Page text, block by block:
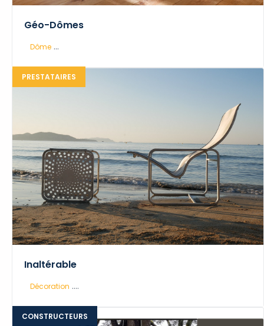
Géo-Dômes
Dôme ...
PRESTATAIRES
Inaltérable
Décoration ....
CONSTRUCTEURS